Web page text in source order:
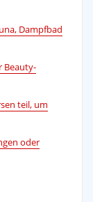
Dampfbad
Beauty-
teil, um
oder